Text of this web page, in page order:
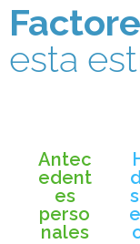
esta
Antec
edent
es
perso
nales